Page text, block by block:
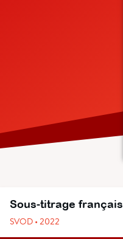
Sous-titrage français
SVOD • 2022